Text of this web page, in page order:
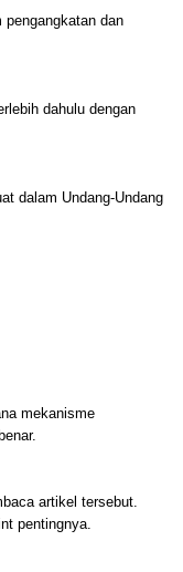
dan
dahulu dengan
dalam Undang-Undang
mekanisme
artikel tersebut.
pentingnya.